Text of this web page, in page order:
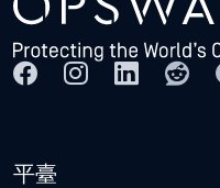
平臺